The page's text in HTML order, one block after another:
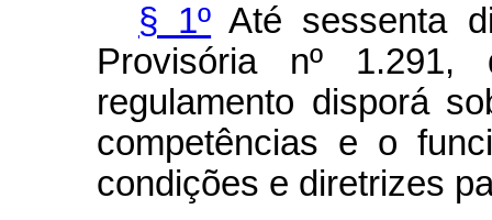
§ 1º Até sessenta
Provisória nº
regulamento disporá
competências e o
condições e diretrizes